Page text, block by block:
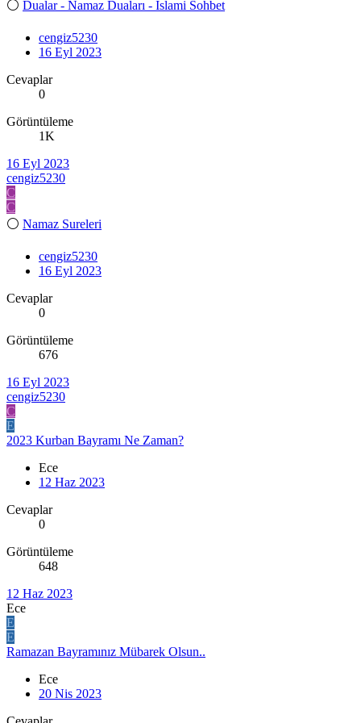
⚪ Dualar - Namaz Duaları - İslami Sohbet
cengiz5230
16 Eyl 2023
Cevaplar
0
Görüntüleme
1K
16 Eyl 2023
cengiz5230
C
C
⚪ Namaz Sureleri
cengiz5230
16 Eyl 2023
Cevaplar
0
Görüntüleme
676
16 Eyl 2023
cengiz5230
C
E
2023 Kurban Bayramı Ne Zaman?
Ece
12 Haz 2023
Cevaplar
0
Görüntüleme
648
12 Haz 2023
Ece
E
E
Ramazan Bayramınız Mübarek Olsun..
Ece
20 Nis 2023